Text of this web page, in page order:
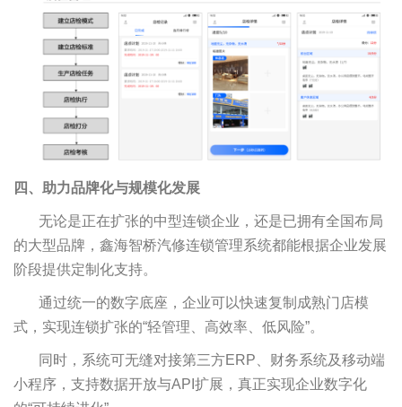
四、助力品牌化与规模化发展
无论是正在扩张的中型连锁企业，还是已拥有全国布局
的大型品牌，鑫海智桥汽修连锁管理系统都能根据企业发展
阶段提供定制化支持。
通过统一的数字底座，企业可以快速复制成熟门店模
式，实现连锁扩张的“轻管理、高效率、低风险”。
同时，系统可无缝对接第三方ERP、财务系统及移动端
小程序，支持数据开放与API扩展，真正实现企业数字化